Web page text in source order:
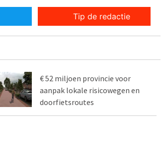
Tip de redactie
€ 52 miljoen provincie voor
aanpak lokale risicowegen en
doorfietsroutes